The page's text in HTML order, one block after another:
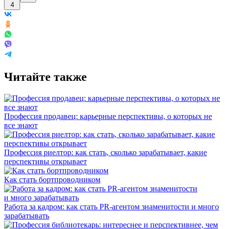
4
Читайте также
Профессия продавец: карьерные перспективы, о которых не
все знают
Профессия риелтор: как стать, сколько зарабатывает, какие
перспективы открывает
Как стать бортпроводником
Работа за кадром: как стать PR-агентом знаменитости и много
зарабатывать